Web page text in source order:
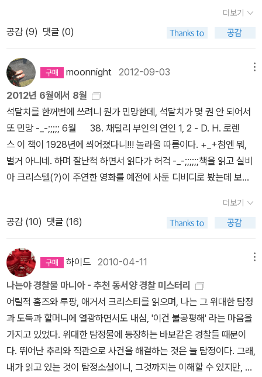
인가.' 오해 마시길. 나는 이야기만이 소설 읽기의 즐거움이라고 여기
는 독자는 아니다. 또는 어떤 진부한 이야기도 좋은 이야기꾼의 솜씨
지만 『밤은 천 개의 눈을 가지고 있다』에서 초조하게 억눌린 듯한 분
위기를 자아내기 위해서 스타일에 공을 들이는 데에 쓰이는 분량과
그러한 스타일을 정당화 해주는 이야기를 풀어 나가는 데에 쓰이는
분량의 비중은 지나치다 싶을 정도로 비율이 맞지 않으며, 결국 작품
이 폼 잡기만 남고 사실 할 말은 아무 것도 없다는 듯한 인상마저 남긴
다. 심지어 결말의 모호함에서 오는 아이러니나 비극적인 숙명성조차
도 실망감 속에 휘발되고 만다. 더욱 유감스러운 사실. 그렇게 철저
히 스타일에 의지해 나가는 작품이라면 번역이라도 좋아야 할 텐데
아니지만 울리치의 유려하고 감각적인 문장을 담아내기에는 지나치
게 뻣뻣하다. 처음에는 이걸 좋은 징조로 보았다. 눈 앞의 사건에 다소
거리를 두고 에둘러 표현하기를 좋아하는 작가의 문장이 독자의 이해
를 위해 과잉 친절을 베푸는 역자를 만나게 되면 원래 지니고 있었던
뉘앙스의 맛이 다 날아가 버리는 터라 직역 중심의 역자를 만나는 편
이 더 낫기 때문이다. 하지만 이 한국어판의 역자는 지나칠 정도로 영
어 문장의 관습에 의존하고 있어서 문장의 맛을 제대로 느끼기 전에
문장 자체의 거칠거칠한 면을 끊임없이 의식하게 만든다. 예가 한둘
이 아니지만 대표적인 경우를 하나만 지적하자면 대명사의 지나친 활
용이다. 마치 원문에서 사용된 모든 대명사를 다 그대로 옮긴 듯 대명
사가 많이 나온다. 자신이 관리하던 암사자가 총에 맞아 죽었다는 사
해 하던 도중, 아버지가 탄 비행기는 진짜 사고를 당하게 되고, 탑승객
전원이 죽게된다. 비참하고 절망적인 심정으로 해고한 하녀를 찾아간
진은 하녀에게 특별한 능력을 가지고 있는 한 남자를 만나게 되고, 그
는 불행한 일은 일어났으나 그는 살아돌아오게 될거라고 또다시 예언
한다.그리고 몇일후, 죽은줄로만 알았던 아버지는 진의 앞에 모습을
드러낸다.두 부녀는 불의의 사고를 예측한 예언자를 찾아가게 되고,
그의 능력을 은밀히 비웃고 있던 아버지 할란 레이드는 이 특별한 예
언자 제레미야 톰킨스에게 완전히 매혹되고 만다.그는 대박칠 주식
을, 딸의 오래전에 사라졌던 물건을 눈앞에 보여주듯 이야기 해주고,
어느 날, 할란 레이드의 죽음까지 예언하고 만다.코넬 울리치의 인생
은 절망적이고 우울했다. 그가 살아생전 인정받지 못한 작가여서가
울리치였고, '예언'같은 터무니 없는 소리를 지껄이면서도 충분히 스
문이 아닌가 싶다.이 소설에는, 현실적으로 보기에는 너무나 많은 오
류가 들어있고, 너무나 환상적인 우연들이 겹겹히 겹친다.그런데도
진부하지 않은 것, 조작된 트릭처럼 부자연스럽지 않은 것은 단연코
코넬 울리치의 필력때문이라고 생각한다.비현실적이나 시적으로 표
현되는 환상적인 장면들, 너무 당연하면서도 괜히 마음이 쓰이는 문
장들, 아무것도 아닌데서도 아슬아슬한 스릴을 찾는 탁월한 연출, 아
름다운 묘사력과 절망적인 표현들. 그 모든 코넬 울리치만의 매력들
이 모두 담겨있는 책이다.메마르지만 안개낀듯한 코넬 울리치의 글속
에 꽂혀있기는 할텐데 어디쯤에 있는지 찾기가 쉽지 않겠고.읽은 책
을 찾는 것도 힘들어지기 시작했는데 이제는 급기야 읽어야 하는 책
을 찾는 것도 힘들어지기 시작하고 있다. 마음의 여유가 생겨 최근에
쌓아놓은 책탑을 넘어 구석에 박혀버린 새 책들을 찾아 읽으려고 책
장을 서성거리게 되면 내 마음은 괜히 급해져버린다. 벌써 몇년째 책
장을 펼쳐보지도 못하고, 심지어 래핑도 벗기지 못한 책들이 수북한
먼지를 뒤집어 쓰고 있는 것을 보면... 그러고보니 이 책의 내용과는
상관없이 말 그대로 [책장을]열게 되어 영광입니다, 라고 해야할지
도. 어쩌다보니 끄트머리에 넣은 책의 제목이 '진보의 착각'이
네. 그와는 상관없이.이 책들을 대하고 있노라면 외면하고 싶은 것들
을 외면하고 살아가는 삶에 대한 부끄러움이 슬금슬금 기어나오기 시
작한다. 그나마 그것을 위로랍시고 부끄러워하며 살아가고 있는 것이
이제는 습관화되어버리고 있어서 또 괜히 맘이 저기하지만. 선물할
내로 장바구니에 넣으려고 했는데 이제 두권을 더 골라야하는데 마땅
한 책이 눈에 안띄어. 내가 읽지 않은 책들은 선물하지 않던 습관도..
읽지 않았지만 좋은 책들이 너무 많아서 이제는 그냥 무작위로 끄집
어 내어 아무 생각없이 선물해주기 시작하고있다. 책의 취향이라는
것이 뭐... 어차피 내가 좋아하는 책을 그 누군가는 좋아하지 않을수도
있는 것이니.아, 근데 정말 어떤 책을 고르지? 4월에는 책도 좀,
말 그대로 '좀' 사고, 평소보다 좀 많은 책을 받았다. 왠지 요즘은 양장
본에 판형이 커다란 책들을 많이 구입해버려서인지 책탑이 점점 확장
더보기
공감 (9) 댓글 (0)
moonnight 2012-09-03
2012년 6월에서 8월
석달치를 한꺼번에 쓰려니 뭔가 민망한데, 석달치가 몇 권 안 되어서
또 민망 -_-;;;;; 6월 38. 채털리 부인의 연인 1, 2 - D. H. 로렌
스 이 책이 1928년에 씌어졌다니!!! 놀라울 따름이다. +_+첨엔 뭐,
별거 아니네. 하며 잘난척 하면서 읽다가 허걱 -_-;;;;;;책을 읽고 실비
아 크리스텔(?)이 주연한 영화를 예전에 사둔 디비디로 봤는데 보다
부락민 출신인 작가가 세계를 돌아보며 흑인, 집시, 불가촉천민 등등.
소외된 이들의 고통을 달래주었던 영혼의 음식을 찾아다니는 기행이
다. 나의 소울푸드는 무엇일까? 집에서 거의 밥을 먹지 않는데, 엄마
가 돌아가시고나면 (상상만으로도 죄책감. ㅠ_ㅠ) 미치도록 그리운
음식이 떠오를까? 40. 한 여자 - 아니 에르노 엄마와 딸의 관계
란...읽으면서도, 읽고 난 후에도 가슴이 아프다. 41. 밤은 천개의
눈을 가지고 있다. - 코넬 울리치 1945년작이라고!!! +_+누아르. 란
말이 잘 어울리는 작품. 전혀 촌스럽지 않다. 클래식한 기품이 느껴진
다고 할까. 순수하고, 또 점잖다. 좋은 작품이다. 아마도 하이드님의
소개로 (오래전-_-;) 사두었을텐데 이제야 읽었다. 저자의 다른 작품
들을 더 읽고 싶다. 7월 42. 설득 - 제인 오스틴 제인 오스틴 입문
더보기
공감 (10) 댓글 (16)
하이드 2010-04-11
나는야 경찰물 마니아 - 추천 동서양 경찰 미스터리
어릴적 홈즈와 루팡, 애거서 크리스티를 읽으며, 나는 그 위대한 탐정
과 도둑과 할머니에 열광하면서도 내심, '이건 불공평해' 라는 마음을
가지고 있었다. 위대한 탐정물에 등장하는 바보같은 경찰들 때문이
다. 뛰어난 추리와 직관으로 사건을 해결하는 것은 늘 탐정이다. 그래,
내가 읽고 있는 것이 탐정소설이니, 그것까지는 이해할 수 있지만, 그